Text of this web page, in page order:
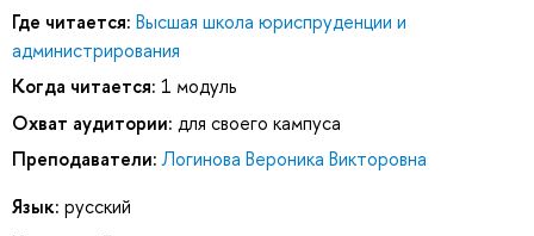
Где читается: Высшая школа юриспруденции и
администрирования
Когда читается: 1 модуль
Охват аудитории: для своего кампуса
Преподаватели: Логинова Вероника Викторовна
Язык: русский